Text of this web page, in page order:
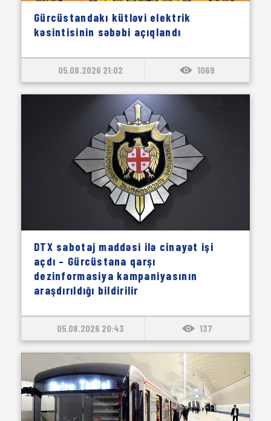
Gürcüstandakı kütləvi elektrik
kəsintisinin səbəbi açıqlandı
05.08.2026 21:02 1069
DTX sabotaj maddəsi ilə cinayət işi
açdı – Gürcüstana qarşı
dezinformasiya kampaniyasının
araşdırıldığı bildirilir
05.08.2026 20:43 137